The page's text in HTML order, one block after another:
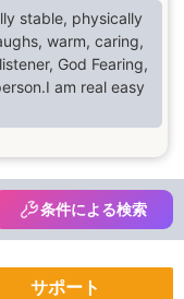
stable, physically
warm, caring,
God Fearing,
am real easy
条件による検索
サポート